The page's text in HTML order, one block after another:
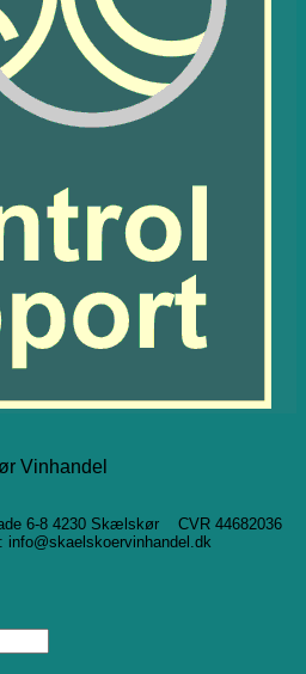
Vinhandel
6-8 4230 Skælskør CVR 44682036